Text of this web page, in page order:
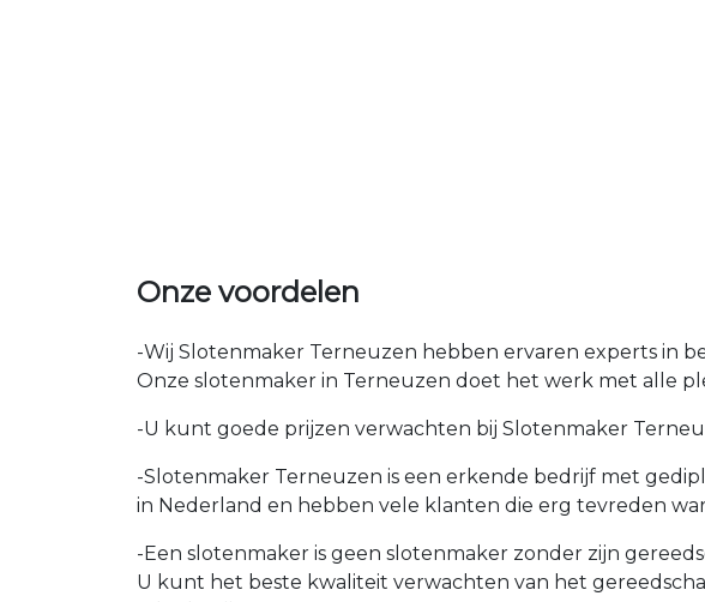
Onze voordelen
-Wij Slotenmaker Terneuzen hebben ervaren experts in
Onze slotenmaker in Terneuzen doet het werk met alle
-U kunt goede prijzen verwachten bij Slotenmaker
-Slotenmaker Terneuzen is een erkende bedrijf met
in Nederland en hebben vele klanten die erg tevreden
-Een slotenmaker is geen slotenmaker zonder zijn
U kunt het beste kwaliteit verwachten van het